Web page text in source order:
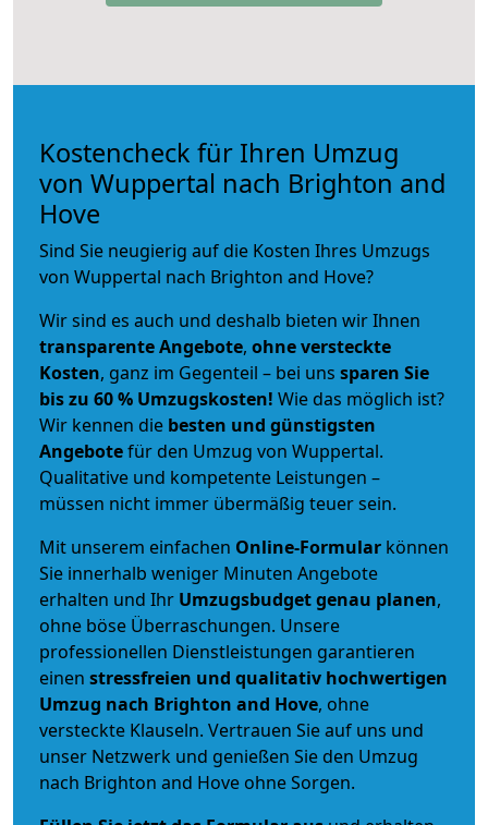
Kostencheck für Ihren Umzug
von Wuppertal nach Brighton and
Hove
Sind Sie neugierig auf die Kosten Ihres Umzugs
von Wuppertal nach Brighton and Hove?
Wir sind es auch und deshalb bieten wir Ihnen
transparente Angebote, ohne versteckte
Kosten, ganz im Gegenteil – bei uns sparen Sie
bis zu 60 % Umzugskosten! Wie das möglich ist?
Wir kennen die besten und günstigsten
Angebotefür den Umzug von Wuppertal.
Qualitative und kompetente Leistungen –
müssen nicht immer übermäßig teuer sein.
Mit unserem einfachen Online-Formular können
Sie innerhalb weniger Minuten Angebote
erhalten und Ihr Umzugsbudgetgenau planen,
ohne böse Überraschungen. Unsere
professionellen Dienstleistungen garantieren
einen stressfreien und qualitativ hochwertigen
Umzug nach Brighton and Hove, ohne
versteckte Klauseln. Vertrauen Sie auf uns und
unser Netzwerk und genießen Sie den Umzug
nach Brighton and Hove ohne Sorgen.